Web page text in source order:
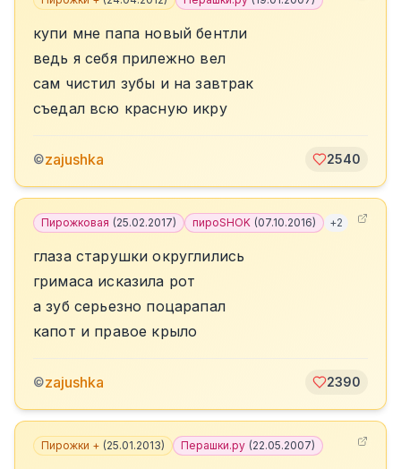
купи мне папа новый бентли
ведь я себя прилежно вел
сам чистил зубы и на завтрак
съедал всю красную икру
©zajushka 2540
Пирожковая (25.02.2017) пироSHOK (07.10.2016) +2
глаза старушки округлились
гримаса исказила рот
а зуб серьезно поцарапал
капот и правое крыло
©zajushka 2390
Пирожки + (25.01.2013) Перашки.ру (22.05.2007)